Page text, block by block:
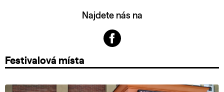
Najdete nás na
Festivalová místa